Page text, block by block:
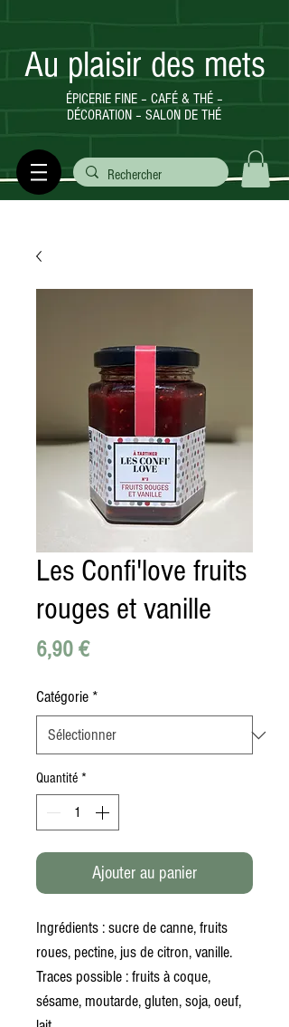
ÉPICERIE FINE – CAFÉ & THÉ –
DÉCORATION – SALON DE THÉ
Au plaisir des mets
Les Confi'love fruits
rouges et vanille
6,90 €Prix
Catégorie *
Quantité *
Ajouter au panier
Ingrédients : sucre de canne, fruits
roues, pectine, jus de citron, vanille.
Traces possible : fruits à coque,
sésame, moutarde, gluten, soja, oeuf,